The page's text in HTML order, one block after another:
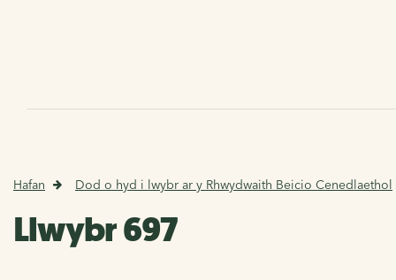
Hafan Dod o hyd i lwybr ar y Rhwydwaith Beicio Cenedlaethol
Llwybr 697